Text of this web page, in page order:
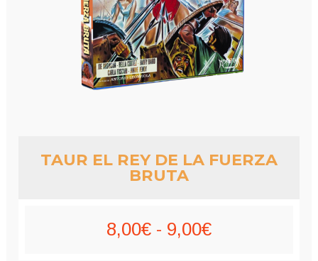
TAUR EL REY DE LA FUERZA
BRUTA
8,00€ - 9,00€Rango